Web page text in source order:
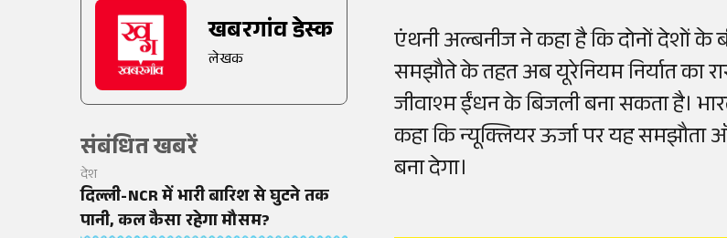
खबरगांव डेस्क
लेखक
संबंधित खबरें
देश
दिल्ली-NCR में भारी बारिश से घुटने तक
पानी, कल कैसा रहेगा मौसम?
एंथनी अल्बनीज ने कहा है कि दोनों देशों
समझौते के तहत अब यूरेनियम निर्यात का
जीवाश्म ईंधन के बिजली बना सकता है।
कहा कि न्यूक्लियर ऊर्जा पर यह समझौता
बना देगा।